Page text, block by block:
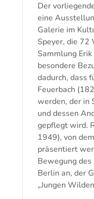
Der
eine
Galerie im
Speyer, die 72
Sammlung
besondere
dadurch, dass
Feuerbach
werden, der in
und dessen
gepflegt wird.
1949), von
präsentiert
Bewegung
Berlin an, der
„Jungen